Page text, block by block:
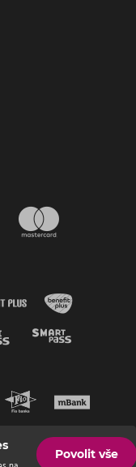
Povolit vše